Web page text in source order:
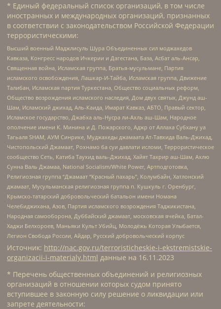
* Единый федеральный список организаций, в том числе
иностранных и международных организаций, признанных
в соответствии с законодательством Российской Федерации
террористическими:
Высший военный Маджлисуль Шура Объединенных сил моджахедов
Кавказа, Конгресс народов Ичкерии и Дагестана, База, Асбат аль-Ансар,
Священная война, Исламская группа, Братья-мусульмане, Партия
исламского освобождения, Лашкар-И-Тайба, Исламская группа, Движение
Талибан, Исламская партия Туркестана, Общество социальных реформ,
Общество возрождения исламского наследия, Дом двух святых, Джунд аш-
Шам, Исламский джихад, Аль-Каида, Имарат Кавказ, АБТО, Правый сектор,
Исламское государство, Джабха аль-Нусра ли-Ахль аш-Шам, Народное
ополчение имени К. Минина и Д. Пожарского, Аджр от Аллаха Субхану уа
Тагьаля SHAM, АУМ Синрике, Муджахеды джамаата Ат-Тавхида Валь-Джихад,
Чистопольский Джамаат, Рохнамо ба суи давлати исломи, Террористическое
сообщество Сеть, Катиба Таухид валь-Джихад, Хайят Тахрир аш-Шам, Ахлю
Сунна Валь Джамаа, National Socialism/White Power, Артподготовка,
Религиозная группа “Джамаат “Красный пахарь”, Колумбайн, Хатлонский
джамаат, Мусульманская религиозная группа п. Кушкуль г. Оренбург,
Крымско-татарский добровольческий батальон имени Номана
Челебиджихана, Азов, Партия исламского возрождения Таджикистана,
Народная самооборона, Дуббайский джамаат, московская ячейка, Батал-
Хаджи Белхороев, Маньяки Культ Убийц, Молодёжь Которая Улыбается,
Легион Свобода России, Айдар, Русский добровольческий корпус
Источник: http://nac.gov.ru/terroristicheskie-i-ekstremistskie-
organizacii-i-materialy.html данные на 16.11.2023
* Перечень общественных объединений и религиозных
организаций в отношении которых судом принято
вступившее в законную силу решение о ликвидации или
запрете деятельности: